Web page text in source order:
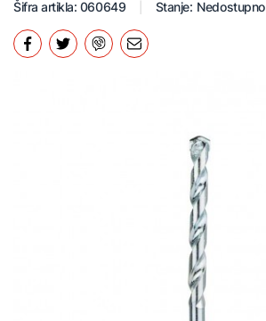
Šifra artikla: 060649 Stanje: Nedostupno